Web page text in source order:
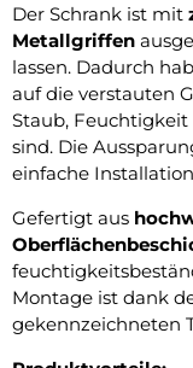
Der Schrank ist mit
Metallgriffen
lassen. Dadurch
auf die verstauten
Staub,
sind. Die
einfache
Gefertigt aus
Montage ist dank
gekennzeichneten